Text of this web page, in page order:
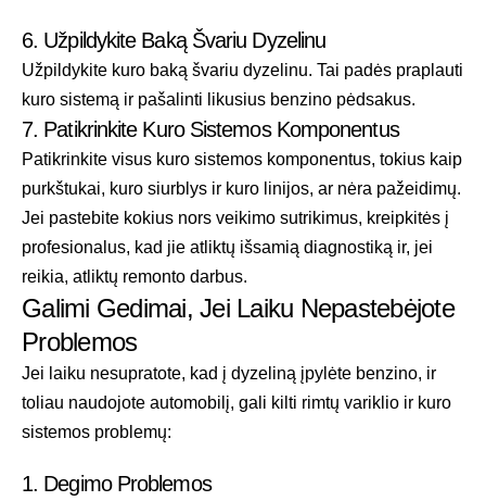
6. Užpildykite Baką Švariu Dyzelinu
Užpildykite kuro baką švariu dyzelinu. Tai padės praplauti
kuro sistemą ir pašalinti likusius benzino pėdsakus.
7. Patikrinkite Kuro Sistemos Komponentus
Patikrinkite visus kuro sistemos komponentus, tokius kaip
purkštukai, kuro siurblys ir kuro linijos, ar nėra pažeidimų.
Jei pastebite kokius nors veikimo sutrikimus, kreipkitės į
profesionalus, kad jie atliktų išsamią diagnostiką ir, jei
reikia, atliktų remonto darbus.
Galimi Gedimai, Jei Laiku Nepastebėjote
Problemos
Jei laiku nesupratote, kad į dyzeliną įpylėte benzino, ir
toliau naudojote automobilį, gali kilti rimtų variklio ir kuro
sistemos problemų:
1. Degimo Problemos